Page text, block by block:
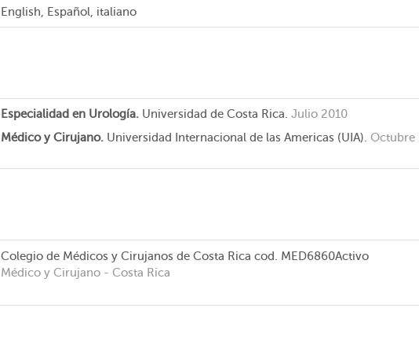
English, Español, italiano
Especialidad en Urología. Universidad de Costa Rica. Julio 2010
Médico y Cirujano. Universidad Internacional de las Americas (UIA). Octubre
Colegio de Médicos y Cirujanos de Costa Rica cod. MED6860Activo
Médico y Cirujano - Costa Rica